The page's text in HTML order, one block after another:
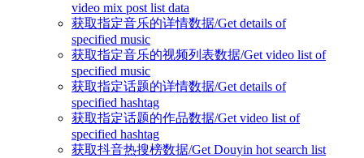
video mix post list data
获取指定音乐的详情数据/Get details of
specified music
获取指定音乐的视频列表数据/Get video list of
specified music
获取指定话题的详情数据/Get details of
specified hashtag
获取指定话题的作品数据/Get video list of
specified hashtag
获取抖音热搜榜数据/Get Douyin hot search list